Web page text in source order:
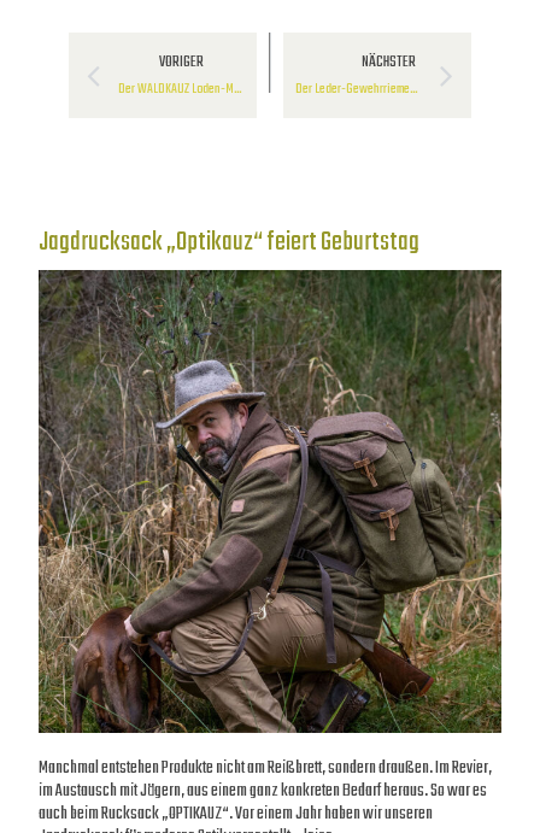
VORIGER
Der WALDKAUZ Loden-Muff
NÄCHSTER
Der Leder-Gewehrriemen „Robustus“
Jagdrucksack „Optikauz“ feiert Geburtstag
Manchmal entstehen Produkte nicht am Reißbrett, sondern draußen. Im Revier,
im Austausch mit Jägern, aus einem ganz konkreten Bedarf heraus. So war es
auch beim Rucksack „OPTIKAUZ“. Vor einem Jahr haben wir unseren